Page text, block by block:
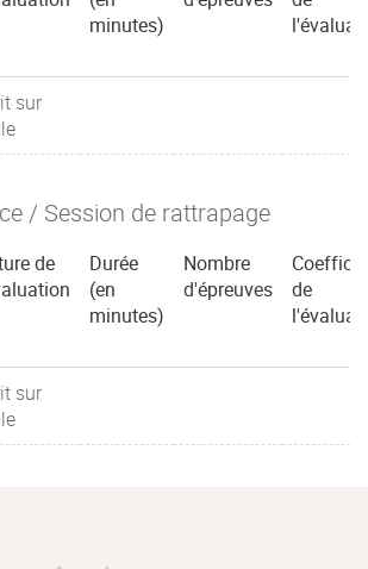
minutes)
sur
/ Session de rattrapage
de
Durée
(en
minutes)
Nombre
d'épreuves
de
sur